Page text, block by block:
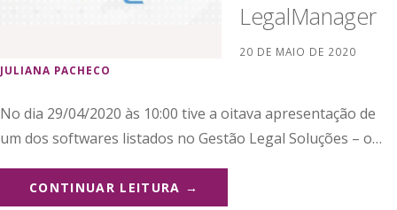
LegalManager
20 DE MAIO DE 2020
JULIANA PACHECO
No dia 29/04/2020 às 10:00 tive a oitava apresentação de
um dos softwares listados no Gestão Legal Soluções – o…
CONTINUAR LEITURA →